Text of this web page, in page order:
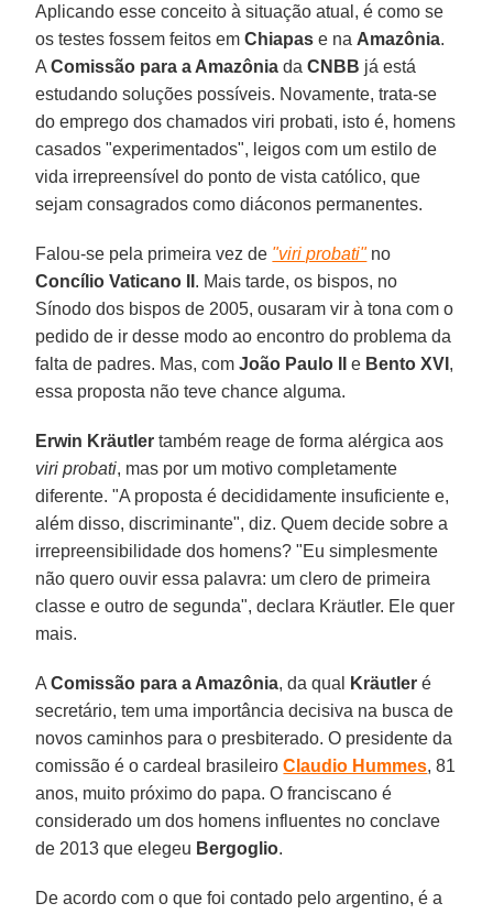
Aplicando esse conceito à situação atual, é como se
os testes fossem feitos emChiapas e na Amazônia.
AComissão para a Amazônia daCNBB já está
estudando soluções possíveis. Novamente, trata-se
do emprego dos chamados viri probati, isto é, homens
casados "experimentados", leigos com um estilo de
vida irrepreensível do ponto de vista católico, que
sejam consagrados como diáconos permanentes.
Falou-se pela primeira vez de "viri probati"no
Concílio Vaticano II . Mais tarde, os bispos, no
Sínodo dos bispos de 2005, ousaram vir à tona com o
pedido de ir desse modo ao encontro do problema da
falta de padres. Mas, comJoão Paulo II e Bento XVI ,
essa proposta não teve chance alguma.
Erwin Kräutler também reage de forma alérgica aos
viri probati, mas por um motivo completamente
diferente. "A proposta é decididamente insuficiente e,
além disso, discriminante", diz. Quem decide sobre a
irrepreensibilidade dos homens? "Eu simplesmente
não quero ouvir essa palavra: um clero de primeira
classe e outro de segunda", declara Kräutler. Ele quer
mais.
AComissão para a Amazônia, da qual Kräutler é
secretário, tem uma importância decisiva na busca de
novos caminhos para o presbiterado. O presidente da
comissão é o cardeal brasileiroClaudio Hummes, 81
anos, muito próximo do papa. O franciscano é
considerado um dos homens influentes no conclave
de 2013 que elegeu Bergoglio.
De acordo com o que foi contado pelo argentino, é a